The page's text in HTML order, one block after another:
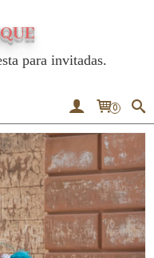
para invitadas.
0